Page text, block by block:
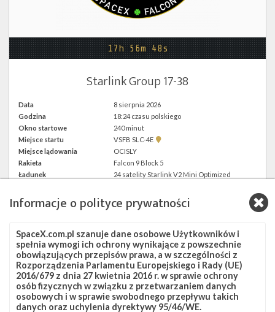
17h 56m 48s
Starlink Group 17-38
Data
8 sierpnia 2026
Godzina
18:24 czasu polskiego
Okno startowe
240 minut
Miejsce startu
VSFB SLC-4E
Pokaż
SLC-
4E w
Google
Miejsce lądowania
OCISLY
Rakieta
Falcon 9 Block 5
Ładunek
24 satelity Starlink V2 Mini Optimized
Informacje o polityce prywatności
SpaceX.com.pl szanuje dane osobowe Użytkowników i
spełnia wymogi ich ochrony wynikające z powszechnie
obowiązujących przepisów prawa, a w szczególności z
Rozporządzenia Parlamentu Europejskiego i Rady (UE)
2016/679 z dnia 27 kwietnia 2016 r. w sprawie ochrony
osób fizycznych w związku z przetwarzaniem danych
osobowych i w sprawie swobodnego przepływu takich
danych oraz uchylenia dyrektywy 95/46/WE.